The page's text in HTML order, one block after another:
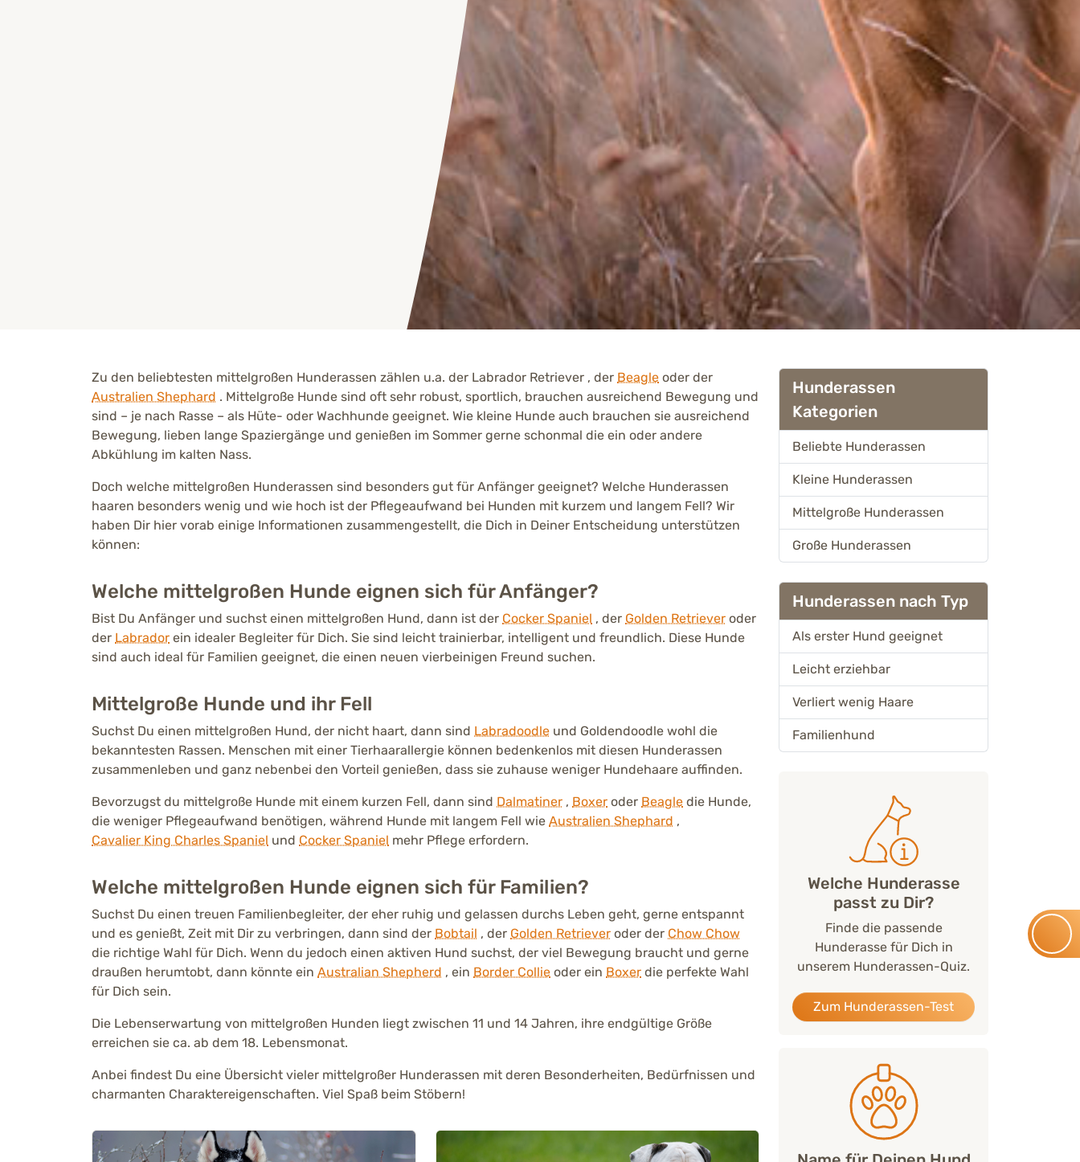
Zu den beliebtesten mittelgroßen Hunderassen zählen u.a. der Labrador Retriever , der Beagle oder der
Australien Shephard . Mittelgroße Hunde sind oft sehr robust, sportlich, brauchen ausreichend Bewegung und
sind – je nach Rasse – als Hüte- oder Wachhunde geeignet. Wie kleine Hunde auch brauchen sie ausreichend
Bewegung, lieben lange Spaziergänge und genießen im Sommer gerne schonmal die ein oder andere
Abkühlung im kalten Nass.
Doch welche mittelgroßen Hunderassen sind besonders gut für Anfänger geeignet? Welche Hunderassen
haaren besonders wenig und wie hoch ist der Pflegeaufwand bei Hunden mit kurzem und langem Fell? Wir
haben Dir hier vorab einige Informationen zusammengestellt, die Dich in Deiner Entscheidung unterstützen
können:
Welche mittelgroßen Hunde eignen sich für Anfänger?
Bist Du Anfänger und suchst einen mittelgroßen Hund, dann ist der Cocker Spaniel , der Golden Retriever oder
der Labrador ein idealer Begleiter für Dich. Sie sind leicht trainierbar, intelligent und freundlich. Diese Hunde
sind auch ideal für Familien geeignet, die einen neuen vierbeinigen Freund suchen.
Mittelgroße Hunde und ihr Fell
Suchst Du einen mittelgroßen Hund, der nicht haart, dann sind Labradoodle und Goldendoodle wohl die
bekanntesten Rassen. Menschen mit einer Tierhaarallergie können bedenkenlos mit diesen Hunderassen
zusammenleben und ganz nebenbei den Vorteil genießen, dass sie zuhause weniger Hundehaare auffinden.
Bevorzugst du mittelgroße Hunde mit einem kurzen Fell, dann sind Dalmatiner , Boxer oder Beagle die Hunde,
die weniger Pflegeaufwand benötigen, während Hunde mit langem Fell wie Australien Shephard ,
Cavalier King Charles Spaniel und Cocker Spaniel mehr Pflege erfordern.
Welche mittelgroßen Hunde eignen sich für Familien?
Suchst Du einen treuen Familienbegleiter, der eher ruhig und gelassen durchs Leben geht, gerne entspannt
und es genießt, Zeit mit Dir zu verbringen, dann sind der Bobtail , der Golden Retriever oder der Chow Chow
die richtige Wahl für Dich. Wenn du jedoch einen aktiven Hund suchst, der viel Bewegung braucht und gerne
draußen herumtobt, dann könnte ein Australian Shepherd , ein Border Collie oder ein Boxer die perfekte Wahl
für Dich sein.
Die Lebenserwartung von mittelgroßen Hunden liegt zwischen 11 und 14 Jahren, ihre endgültige Größe
erreichen sie ca. ab dem 18. Lebensmonat.
Anbei findest Du eine Übersicht vieler mittelgroßer Hunderassen mit deren Besonderheiten, Bedürfnissen und
charmanten Charaktereigenschaften. Viel Spaß beim Stöbern!
Hunderassen
Kategorien
Beliebte Hunderassen
Kleine Hunderassen
Mittelgroße Hunderassen
Große Hunderassen
Hunderassen nach Typ
Als erster Hund geeignet
Leicht erziehbar
Verliert wenig Haare
Familienhund
Welche Hunderasse
passt zu Dir?
Finde die passende
Hunderasse für Dich in
unserem Hunderassen-Quiz.
Zum Hunderassen-Test